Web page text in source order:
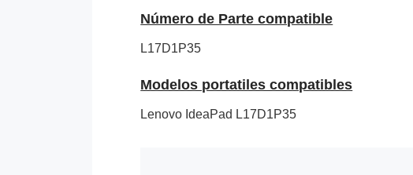
Número de Parte compatible
L17D1P35
Modelos portatiles compatibles
Lenovo IdeaPad L17D1P35